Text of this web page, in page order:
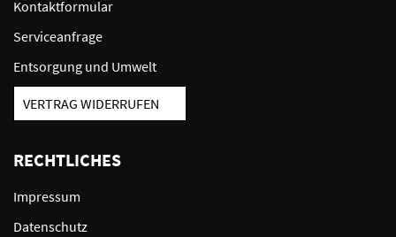
Kontaktformular
Serviceanfrage
Entsorgung und Umwelt
VERTRAG WIDERRUFEN
RECHTLICHES
Impressum
Datenschutz